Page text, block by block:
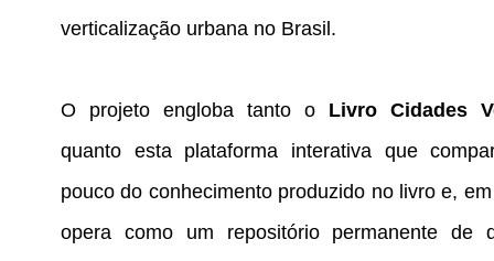
verticalização urbana no Brasil​ ​.
O projeto engloba tanto o Livro Cidades
quanto esta plataforma interativa que
pouco do conhecimento produzido no livro e,
opera como um repositório permanente de